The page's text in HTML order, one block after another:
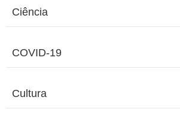
Ciência
COVID-19
Cultura